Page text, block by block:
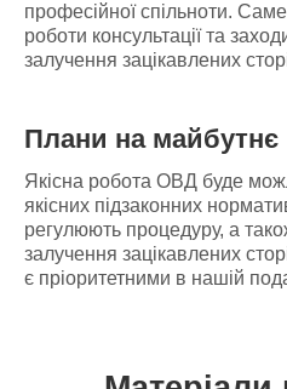
професійної спільноти.
роботи консультації та
залучення зацікавлених
Плани на майбутнє
Якісна робота ОВД буде
якісних підзаконних
регулюють процедуру, а
залучення зацікавлених
є пріоритетними в нашій